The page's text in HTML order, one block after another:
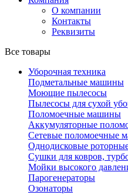
О компании
Контакты
Реквизиты
Все товары
Уборочная техника
Подметальные машины
Моющие пылесосы
Пылесосы для сухой
Поломоечные машины
Аккумуляторные
Сетевые поломоечные
Однодисковые
Сушки для ковров,
Мойки высокого
Парогенераторы
Озонаторы